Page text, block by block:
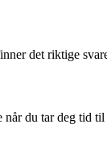
det riktige
du tar deg tid